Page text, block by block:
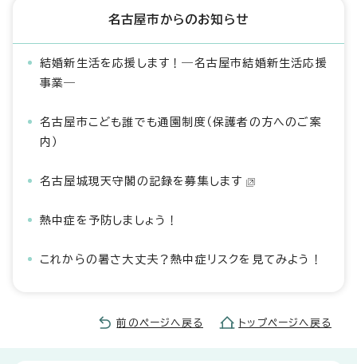
名古屋市からのお知らせ
結婚新生活を応援します！―名古屋市結婚新生活応援
事業―
名古屋市こども誰でも通園制度（保護者の方へのご案
内）
名古屋城現天守閣の記録を募集します
熱中症を予防しましょう！
これからの暑さ大丈夫？熱中症リスクを見てみよう！
前のページへ戻る トップページへ戻る